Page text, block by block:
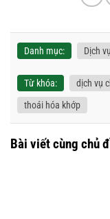
Danh mục: Dịch
Từ khóa: dịch vụ
thoái hóa khớp
Bài viết cùng chủ